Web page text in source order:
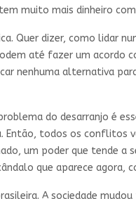
muito mais dinheiro
Quer dizer, como lidar
até fazer um acordo
nenhuma alternativa
do desarranjo é
Então, todos os
um poder que tende
que aparece agora,
A sociedade